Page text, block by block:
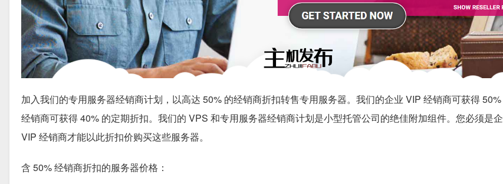
加入我们的专用服务器经销商计划，以高达 50% 的经销商折扣转售专用服务器。我们的企业 VIP 经销商可获得
经销商可获得 40% 的定期折扣。我们的 VPS 和专用服务器经销商计划是小型托管公司的绝佳附加组件。您必须是
VIP 经销商才能以此折扣价购买这些服务器。
含 50% 经销商折扣的服务器价格：